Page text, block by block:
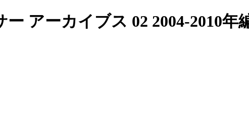
アーカイブス 02 2004-2010年